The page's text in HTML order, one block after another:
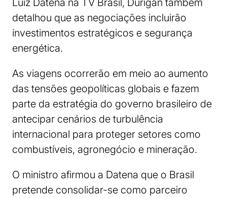
Luiz Datena na TV Brasil, Durigan também
detalhou que as negociações incluirão
investimentos estratégicos e segurança
energética.
As viagens ocorrerão em meio ao aumento
das tensões geopolíticas globais e fazem
parte da estratégia do governo brasileiro de
antecipar cenários de turbulência
internacional para proteger setores como
combustíveis, agronegócio e mineração.
O ministro afirmou a Datena que o Brasil
pretende consolidar-se como parceiro